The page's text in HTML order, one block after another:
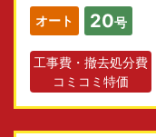
オート 20号
工事費・撤去処分費
コミコミ特価